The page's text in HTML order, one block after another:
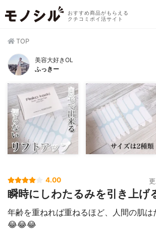
おすすめ商品がもらえる
クチコミポイ活サイト
TOP
美容大好きOL
ふっきー
4.00
瞬時にしわたるみを引き上げ
年齢を重ねれば重ねるほど、人間の肌
😂😂😂